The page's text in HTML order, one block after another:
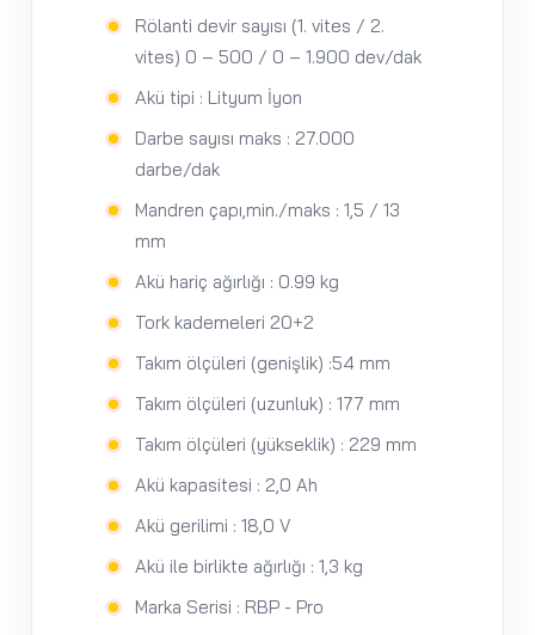
Rölanti devir sayısı (1. vites / 2.
vites) 0 – 500 / 0 – 1.900 dev/dak
Akü tipi : Lityum İyon
Darbe sayısı maks : 27.000
darbe/dak
Mandren çapı,min./maks : 1,5 / 13
mm
Akü hariç ağırlığı : 0.99 kg
Tork kademeleri 20+2
Takım ölçüleri (genişlik) :54 mm
Takım ölçüleri (uzunluk) : 177 mm
Takım ölçüleri (yükseklik) : 229 mm
Akü kapasitesi : 2,0 Ah
Akü gerilimi : 18,0 V
Akü ile birlikte ağırlığı : 1,3 kg
Marka Serisi : RBP - Pro